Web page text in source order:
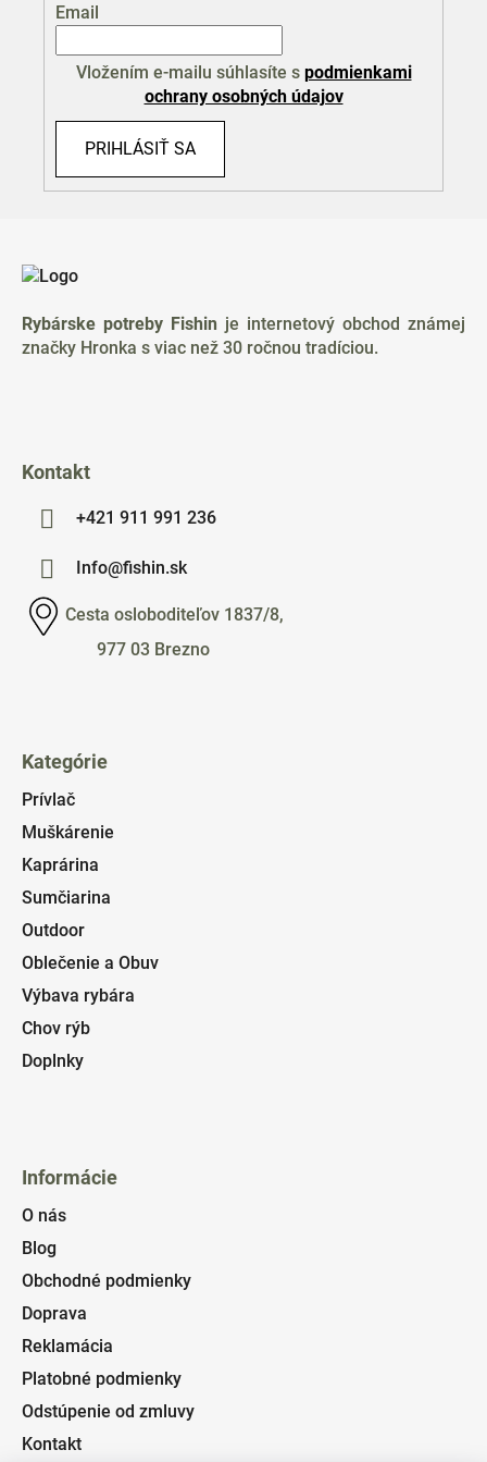
Email
Vložením e-mailu súhlasíte s podmienkami
ochrany osobných údajov
PRIHLÁSIŤ SA
Rybárske potreby Fishin je internetový obchod známej
značky Hronka s viac než 30 ročnou tradíciou.
Kontakt
+421 911 991 236
Info@fishin.sk
Cesta osloboditeľov 1837/8,
977 03 Brezno
Kategórie
Prívlač
Muškárenie
Kaprárina
Sumčiarina
Outdoor
Oblečenie a Obuv
Výbava rybára
Chov rýb
Doplnky
Informácie
O nás
Blog
Obchodné podmienky
Doprava
Reklamácia
Platobné podmienky
Odstúpenie od zmluvy
Kontakt